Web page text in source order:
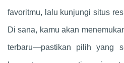
favoritmu, lalu kunjungi situs
Di sana, kamu akan
terbaru—pastikan pilih yang